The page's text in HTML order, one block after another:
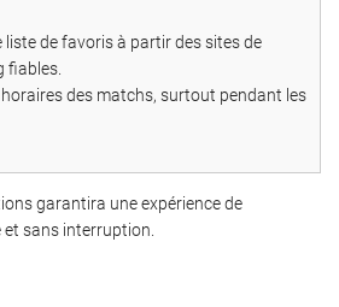
liste de favoris à partir des sites de
fiables.
des matchs, surtout pendant les
garantira une expérience de
sans interruption.